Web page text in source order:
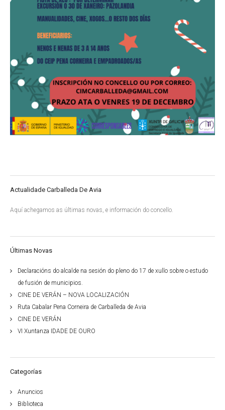
Actualidade Carballeda De Avia
Aquí achegamos as últimas novas, e información do concello.
Últimas Novas
Declaracións do alcalde na sesión do pleno do 17 de xullo sobre o estudo
de fusión de municipios.
CINE DE VERÁN – NOVA LOCALIZACIÓN
Ruta Cabalar Pena Corneira de Carballeda de Avia
CINE DE VERÁN
VI Xuntanza IDADE DE OURO
Categorías
Anuncios
Biblioteca